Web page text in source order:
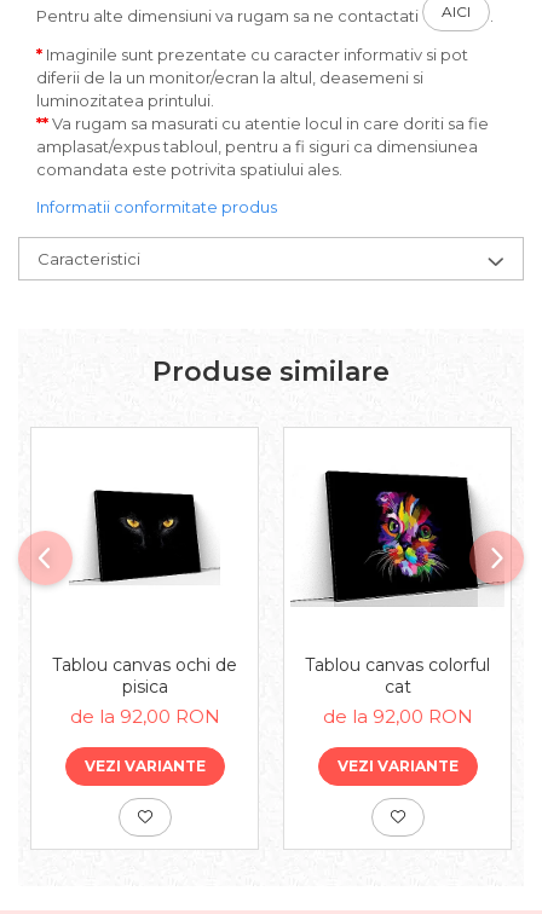
Pentru alte dimensiuni va rugam sa ne contactati
AICI
.
* Imaginile sunt prezentate cu caracter informativ si pot
diferii de la un monitor/ecran la altul, deasemeni si
luminozitatea printului.
**Va rugam sa masurati cu atentie locul in care doriti sa fie
amplasat/expus tabloul, pentru a fi siguri ca dimensiunea
comandata este potrivita spatiului ales.
Informatii conformitate produs
Caracteristici
Produse similare
Tablou canvas ochi de
pisica
de la 92,00 RON
VEZI VARIANTE
Tablou canvas colorful
cat
de la 92,00 RON
VEZI VARIANTE